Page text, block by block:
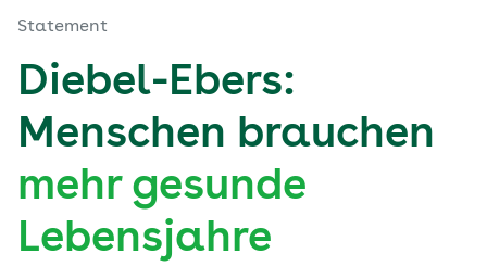
Statement
Diebel-Ebers:
Menschen brauchen
mehr gesunde
Lebensjahre